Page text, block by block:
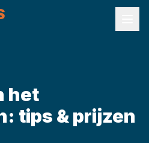
het
tips & prijzen